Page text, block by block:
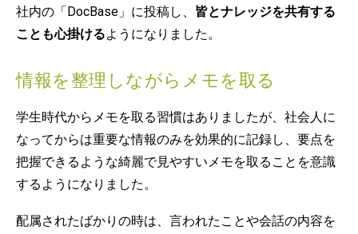
社内の「DocBase」に投稿し、 皆とナレッジを共有する
ことも心掛けるようになりました。
情報を整理しながらメモを取る
学生時代からメモを取る習慣はありましたが、社会人に
なってからは重要な情報のみを効果的に記録し、要点を
把握できるような綺麗で見やすいメモを取ることを意識
するようになりました。
配属されたばかりの時は、言われたことや会話の内容を